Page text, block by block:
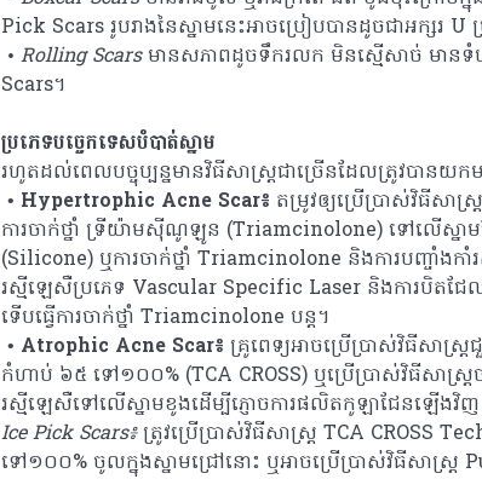
Pick Scars រូបរាងនៃស្នាមនេះអាចប្រៀបបានដូចជាអក្សរ
• Rolling Scarsមានសភាពដូចទឹករលក មិនស្មើសាច់ មាន
Scars។
ប្រភេទបច្ចេកទេសបំបាត់ស្នាម
រហូតដល់ពេលបច្ចុប្បន្នមានវិធីសាស្ត្រជាច្រើនដែលត្រូវបានយ
• Hypertrophic Acne Scar៖ តម្រូវឲ្យប្រើប្រាស់វិធីសាស្
ការចាក់ថ្នាំ ទ្រីយ៉ាមស៊ីណូឡូន (Triamcinolone) ទៅលើស្នា
(Silicone) ឬការចាក់ថ្នាំ Triamcinolone និងការបញ្ចាំងកាំ
រស្មីឡេសឺប្រភេទ Vascular Specific Laser និងការបិតជែល
ទើបធ្វើការចាក់ថ្នាំ Triamcinolone បន្ត។
• Atrophic Acne Scar៖ គ្រូពេទ្យអាចប្រើប្រាស់វិធីសា
កំហាប់ ៦៥ ទៅ១០០% (TCA CROSS) ឬប្រើប្រាស់វិធីសាស្ត្រ
រស្មីឡេសឺទៅលើស្នាមខូងដើម្បីភ្ញោចការផលិតកូឡាជែនឡើងវិញ
Ice Pick Scars៖ត្រូវប្រើប្រាស់វិធីសាស្រ្ត TCA
ទៅ១០០% ចូលក្នុងស្នាមជ្រៅនោះ ឬអាចប្រើប្រាស់វិធីសាស្ត្រ